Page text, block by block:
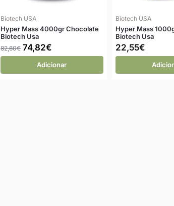
Biotech USA
Hyper Mass 4000gr Chocolate
Biotech Usa
82,60€ 74,82€
Adicionar
Biotech USA
Hyper Mass
Biotech Usa
22,55€